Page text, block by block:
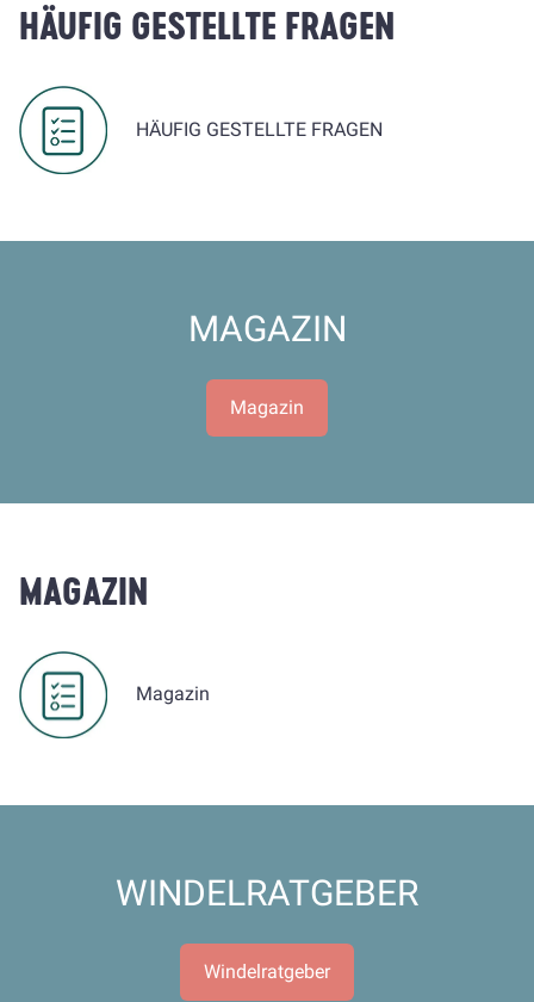
HÄUFIG GESTELLTE FRAGEN
HÄUFIG GESTELLTE FRAGEN
MAGAZIN
Magazin
MAGAZIN
Magazin
WINDELRATGEBER
Windelratgeber